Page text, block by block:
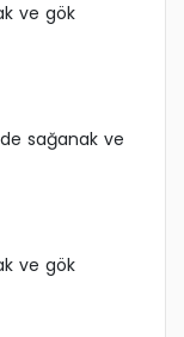
ve gök
sağanak ve
ve gök